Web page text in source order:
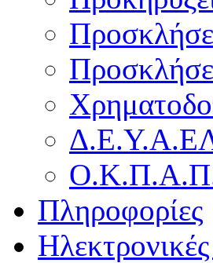
Πληροφορίες